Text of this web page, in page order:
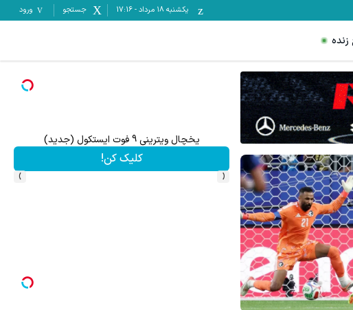
یکشنبه ۱۸ مرداد -
17:16 جستجو ورود
زنده
یخچال ویترینی 9 فوت ایستکول (جدید)
کلیک کن!
‹
›